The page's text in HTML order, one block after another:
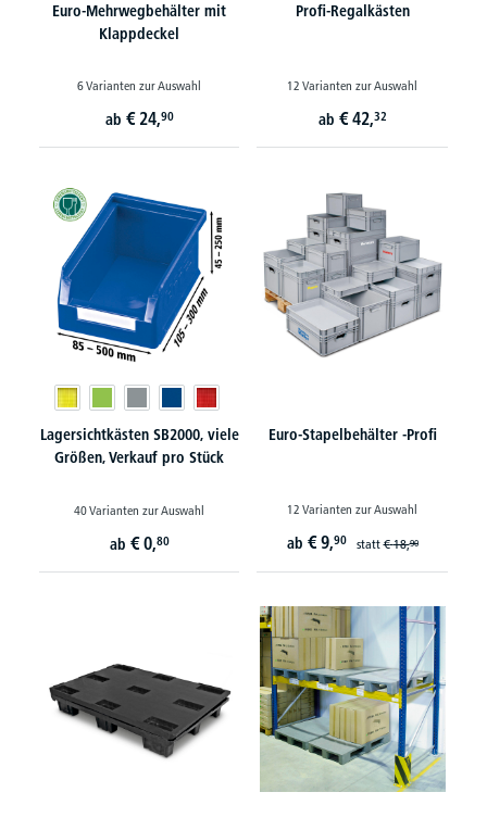
Euro-Mehrwegbehälter mit
Klappdeckel
6 Varianten zur Auswahl
ab € 24,90
Profi-Regalkästen
12 Varianten zur Auswahl
ab € 42,32
Lagersichtkästen SB2000, viele
Größen, Verkauf pro Stück
40 Varianten zur Auswahl
ab € 0,80
Euro-Stapelbehälter -Profi
12 Varianten zur Auswahl
ab € 9,90 statt€ 18,90